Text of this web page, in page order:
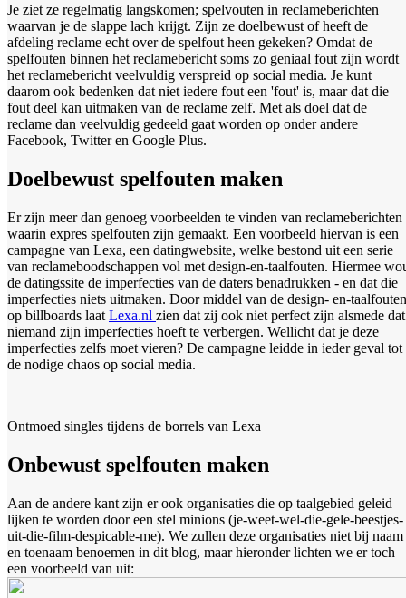
Je ziet ze regelmatig langskomen; spelvouten in reclameberichten
waarvan je de slappe lach krijgt. Zijn ze doelbewust of heeft de
afdeling reclame echt over de spelfout heen gekeken? Omdat de
spelfouten binnen het reclamebericht soms zo geniaal fout zijn wordt
het reclamebericht veelvuldig verspreid op social media. Je kunt
daarom ook bedenken dat niet iedere fout een 'fout' is, maar dat die
fout deel kan uitmaken van de reclame zelf. Met als doel dat de
reclame dan veelvuldig gedeeld gaat worden op onder andere
Facebook, Twitter en Google Plus.
Doelbewust spelfouten maken
Er zijn meer dan genoeg voorbeelden te vinden van reclameberichten
waarin expres spelfouten zijn gemaakt. Een voorbeeld hiervan is een
campagne van Lexa, een datingwebsite, welke bestond uit een serie
van reclameboodschappen vol met design-en-taalfouten. Hiermee
de datingssite de imperfecties van de daters benadrukken - en dat die
imperfecties niets uitmaken. Door middel van de design- en-taalfouten
op billboards laat Lexa.nl zien dat zij ook niet perfect zijn alsmede dat
niemand zijn imperfecties hoeft te verbergen. Wellicht dat je deze
imperfecties zelfs moet vieren? De campagne leidde in ieder geval tot
de nodige chaos op social media.
Ontmoed singles tijdens de borrels van Lexa
Onbewust spelfouten maken
Aan de andere kant zijn er ook organisaties die op taalgebied geleid
lijken te worden door een stel minions (je-weet-wel-die-gele-beestjes-
uit-die-film-despicable-me). We zullen deze organisaties niet bij naam
en toenaam benoemen in dit blog, maar hieronder lichten we er toch
een voorbeeld van uit: